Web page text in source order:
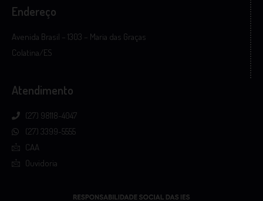
Endereço
Avenida Brasil – 1303 – Maria das Graças
Colatina/ES
Atendimento
(27) 98118-4047
(27) 3399-5555
CAA
Ouvidoria